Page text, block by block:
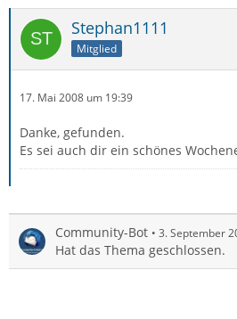
Stephan1111
Mitglied
17. Mai 2008 um 19:39
Danke, gefunden.
Es sei auch dir ein schönes
Community-Bot 3. September
Hat das Thema geschlossen.